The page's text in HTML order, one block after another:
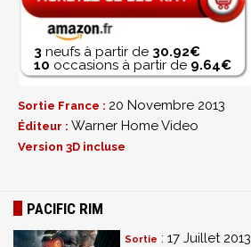
3 neufs à partir de 30.92€
10 occasions à partir de 9.64€
Sortie France : 20 Novembre 2013
Éditeur : Warner Home Video
Version 3D incluse
PACIFIC RIM
Sortie : 17 Juillet 2013